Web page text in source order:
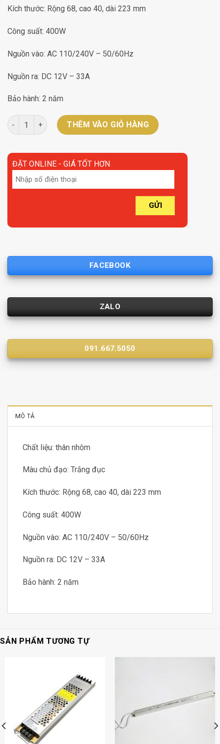
Kích thước: Rộng 68, cao 40, dài 223 mm
Công suất: 400W
Nguồn vào: AC 110/240V – 50/60Hz
Nguồn ra: DC 12V – 33A
Bảo hành: 2 năm
Chấn lưu định hình 400W-12V DC12V-33A số lượng
THÊM VÀO GIỎ HÀNG
ĐẶT ONLINE - GIÁ TỐT HƠN
FACEBOOK
ZALO
091.667.5050
MÔ TẢ
Chất liệu: thân nhôm
Màu chủ đạo: Trắng đục
Kích thước: Rộng 68, cao 40, dài 223 mm
Công suất: 400W
Nguồn vào: AC 110/240V – 50/60Hz
Nguồn ra: DC 12V – 33A
Bảo hành: 2 năm
SẢN PHẨM TƯƠNG TỰ